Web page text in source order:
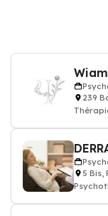
239
5 Bis,